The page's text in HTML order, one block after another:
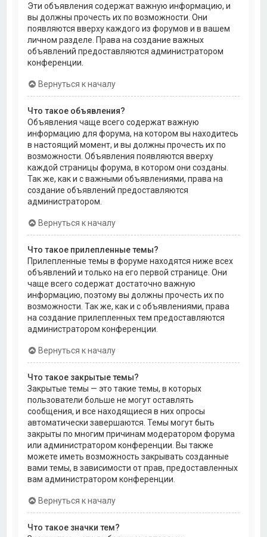
Эти объявления содержат важную информацию, и
вы должны прочесть их по возможности. Они
появляются вверху каждого из форумов и в вашем
личном разделе. Права на создание важных
объявлений предоставляются администратором
конференции.
Вернуться к началу
Что такое объявления?
Объявления чаще всего содержат важную
информацию для форума, на котором вы находитесь
в настоящий момент, и вы должны прочесть их по
возможности. Объявления появляются вверху
каждой страницы форума, в котором они созданы.
Так же, как и с важными объявлениями, права на
создание объявлений предоставляются
администратором.
Вернуться к началу
Что такое прилепленные темы?
Прилепленные темы в форуме находятся ниже всех
объявлений и только на его первой странице. Они
чаще всего содержат достаточно важную
информацию, поэтому вы должны прочесть их по
возможности. Так же, как и с объявлениями, права
на создание прилепленных тем предоставляются
администратором конференции.
Вернуться к началу
Что такое закрытые темы?
Закрытые темы — это такие темы, в которых
пользователи больше не могут оставлять
сообщения, и все находящиеся в них опросы
автоматически завершаются. Темы могут быть
закрыты по многим причинам модератором форума
или администратором конференции. Вы также
можете иметь возможность закрывать созданные
вами темы, в зависимости от прав, предоставленных
вам администратором конференции.
Вернуться к началу
Что такое значки тем?